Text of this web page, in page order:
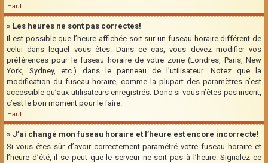
Haut
» Les heures ne sont pas correctes!
Il est possible que l’heure affichée soit sur un fuseau horaire différent de
celui dans lequel vous êtes. Dans ce cas, vous devez modifier vos
préférences pour le fuseau horaire de votre zone (Londres, Paris, New
York, Sydney, etc.) dans le panneau de l’utilisateur. Notez que la
modification du fuseau horaire, comme la plupart des paramètres n’est
accessible qu’aux utilisateurs enregistrés. Donc si vous n’êtes pas inscrit,
c’est le bon moment pour le faire.
Haut
» J’ai changé mon fuseau horaire et l’heure est encore incorrecte!
Si vous êtes sûr d’avoir correctement paramétré votre fuseau horaire et
l’heure d’été, il se peut que le serveur ne soit pas à l’heure. Signalez ce